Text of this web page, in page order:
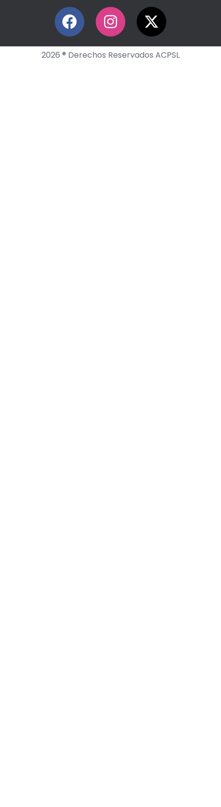
2026 ® Derechos Reservados ACPSL